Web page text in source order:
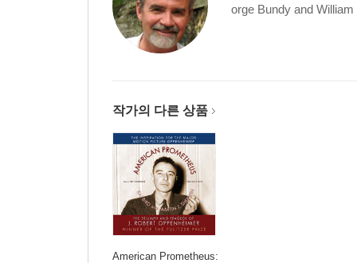
orge Bundy and
작가의 다른 상품
American Prometheus: